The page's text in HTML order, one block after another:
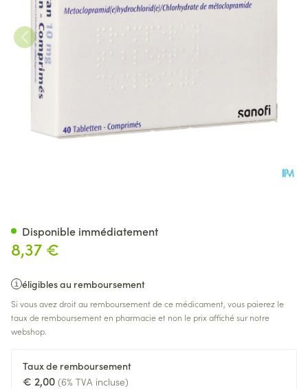
8,37 €
éligibles au remboursement
Si vous avez droit au remboursement de ce médicament, vous paierez le
taux de remboursement en pharmacie et non le prix affiché sur notre
webshop.
Taux de remboursement
€ 2,00 (6% TVA incluse)
Disponible immédiatement